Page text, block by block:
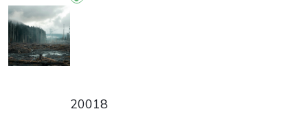
20018